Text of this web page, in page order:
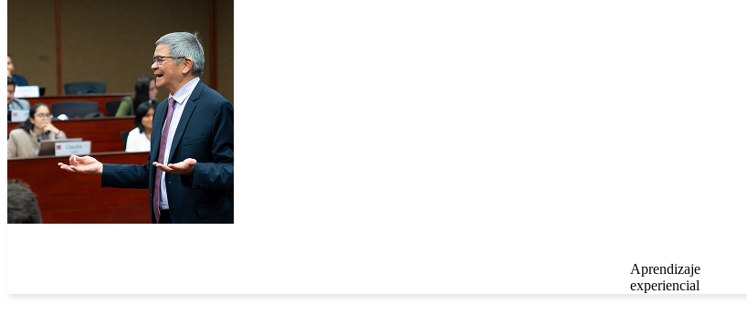
Aprendizaje
experiencial